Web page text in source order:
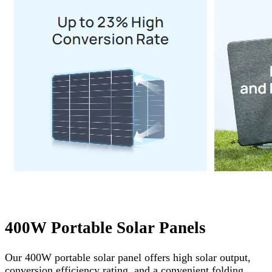
400W Portable Solar Panels
Our 400W portable solar panel offers high solar output,